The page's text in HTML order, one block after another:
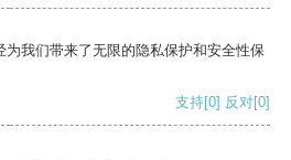
我们带来了无限的隐私保护和安全性保
支持[0] 反对[0]